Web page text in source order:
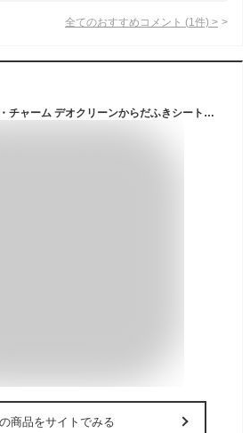
全てのおすすめコメント (1 件) >
＼レビュー特典有／ユニ・チャーム デオクリーンからだふきシート中大型犬・猫無香 [単品内容量/15枚]×1個 | デオクリーン 犬用シート 無香 中型犬 大型犬 からだふきシート ペットシート シャンプー不要 アルコールフリー 無添加 シートタイプ 厚手シート
商品をサイトでみる